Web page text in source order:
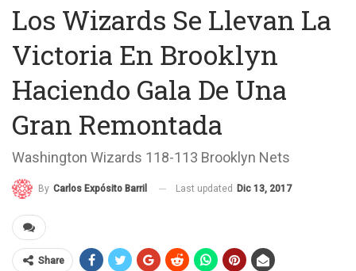
Los Wizards Se Llevan La
Victoria En Brooklyn
Haciendo Gala De Una
Gran Remontada
Washington Wizards 118-113 Brooklyn Nets
By Carlos Expósito Barril Last updated Dic 13, 2017
Share